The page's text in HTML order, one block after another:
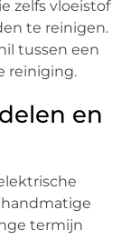
zelfs vloeistof
te reinigen.
tussen een
reiniging.
en
termijn